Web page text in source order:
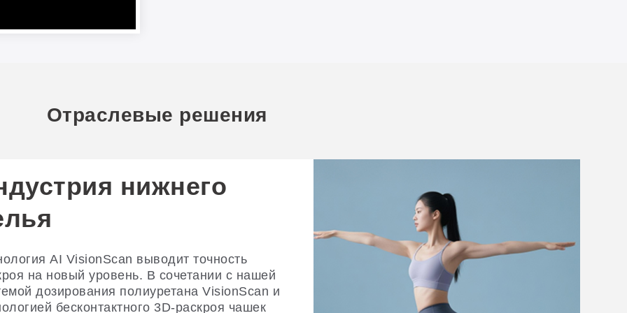
Отраслевые решения
нижнего
AI VisionScan выводит точность
на новый уровень. В сочетании с нашей
дозирования полиуретана VisionScan и
бесконтактного 3D-раскроя чашек
цифровая раскройка — точность на
слое. Благодаря инновационным
решениям мы лидируем в
цифровой трансформации производства